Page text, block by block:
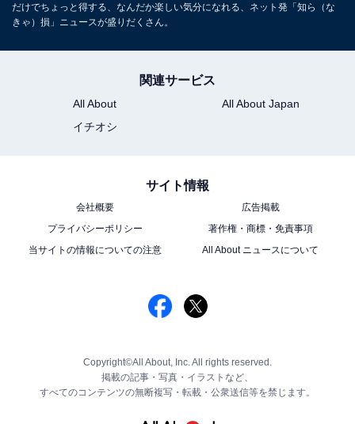
だけでちょっと得する、なんだか楽しい気分になれる、ネット発「知ら（な
きゃ）損」ニュースが盛りだくさん。
関連サービス
All About
All About Japan
イチオシ
サイト情報
会社概要
広告掲載
プライバシーポリシー
著作権・商標・免責事項
当サイトの情報についての注意
All About ニュースについて
Copyright©All About, Inc. All rights reserved.
掲載の記事・写真・イラストなど、
すべてのコンテンツの無断複写・転載・公衆送信等を禁じます。